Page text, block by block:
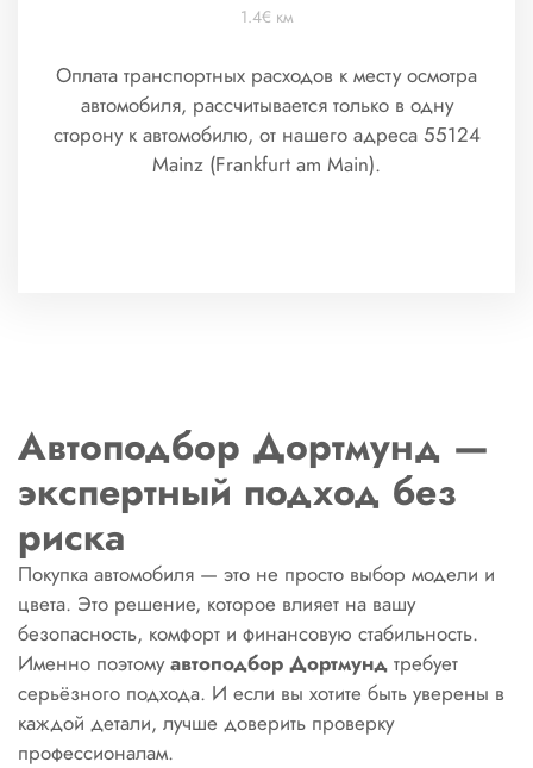
1.4€ км
Оплата транспортных расходов к месту осмотра
автомобиля, рассчитывается только в одну
сторону к автомобилю, от нашего адреса 55124
Mainz (Frankfurt am Main).
Автоподбор Дортмунд —
экспертный подход без
риска
Покупка автомобиля — это не просто выбор модели и
цвета. Это решение, которое влияет на вашу
безопасность, комфорт и финансовую стабильность.
Именно поэтомуавтоподбор Дортмунд требует
серьёзного подхода. И если вы хотите быть уверены в
каждой детали, лучше доверить проверку
профессионалам.